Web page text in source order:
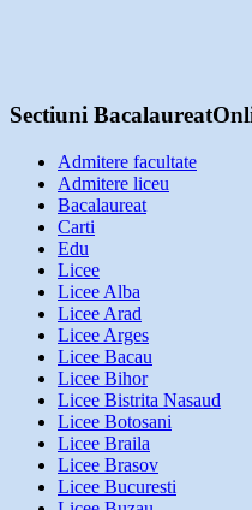
Sectiuni
Admitere facultate
Admitere liceu
Bacalaureat
Carti
Edu
Licee
Licee Alba
Licee Arad
Licee Arges
Licee Bacau
Licee Bihor
Licee Bistrita Nasaud
Licee Botosani
Licee Braila
Licee Brasov
Licee Bucuresti